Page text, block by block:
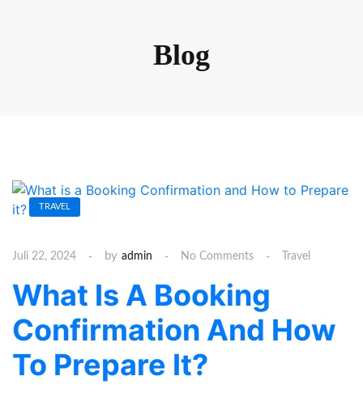
Blog
TRAVEL
Juli 22, 2024 by admin No Comments Travel
What Is A Booking
Confirmation And How
To Prepare It?